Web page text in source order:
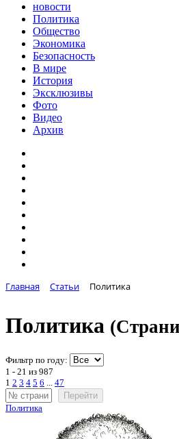
новости
Политика
Общество
Экономика
Безопасность
В мире
История
Эксклюзивы
Фото
Видео
Архив
Главная Статьи Политика
Политика
Фильтр по году:
1 - 21 из 987
1 2 3 4 5 6
47
Перейти
Политика